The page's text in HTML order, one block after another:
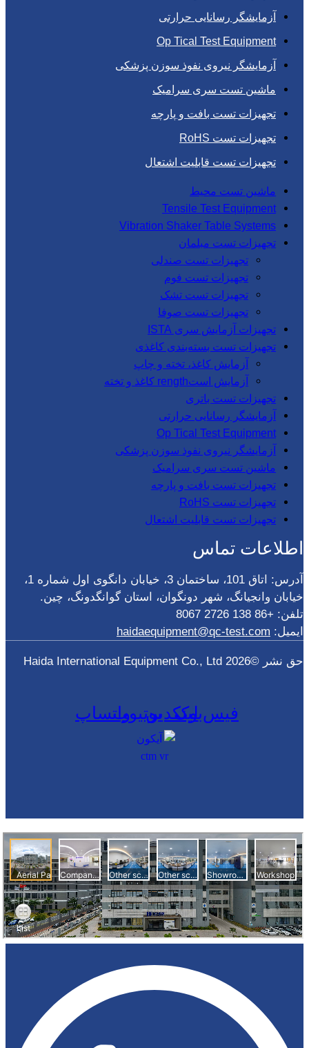
آزمایشگر رسانایی حرارتی
Op Tical Test Equipment
آزمایشگر نیروی نفوذ سوزن پزشکی
ماشین تست سری سرامیک
تجهیزات تست بافت و پارچه
تجهیزات تست RoHS
تجهیزات تست قابلیت اشتعال
ماشین تست محیط
Tensile Test Equipment
Vibration Shaker Table Systems
تجهیزات تست مبلمان
تجهیزات تست صندلی
تجهیزات تست فوم
تجهیزات تست تشک
تجهیزات تست صوفا
تجهیزات آزمایش سری ISTA
تجهیزات تست بسته‌بندی کاغذی
آزمایش کاغذ، تخته و چاپ
آزمایش استrength کاغذ و تخته
تجهیزات تست باتری
آزمایشگر رسانایی حرارتی
Op Tical Test Equipment
آزمایشگر نیروی نفوذ سوزن پزشکی
ماشین تست سری سرامیک
تجهیزات تست بافت و پارچه
تجهیزات تست RoHS
تجهیزات تست قابلیت اشتعال
اطلاعات تماس
آدرس: اتاق 101، ساختمان 3، خیابان دانگوی اول شماره 1،
خیابان وانجیانگ، شهر دونگوان، استان گوانگدونگ، چین.
تلفن: +86 138 2726 8067
ایمیل: haidaequipment@qc-test.com
حق نشر ©2026 Haida International Equipment Co., Ltd
فیس‌بوکلینکدینیوتیوبواتساپ